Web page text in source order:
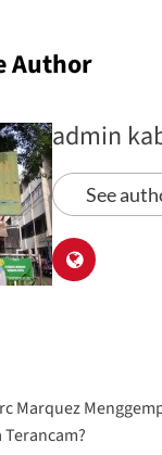
Author
admin
See
Marquez